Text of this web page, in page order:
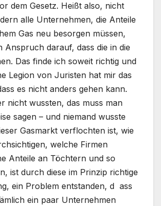
dem Gesetz. Heißt also, nicht
alle Unternehmen, die Anteile
Gas neu besorgen müssen,
Anspruch darauf, dass die in die
Das finde ich soweit richtig und
Legion von Juristen hat mir das
es nicht anders gehen kann.
nicht wussten, das muss man
sagen – und niemand wusste
Gasmarkt verflochten ist, wie
welche Firmen
Anteile an Töchtern und so
ist durch diese im Prinzip richtige
ein Problem entstanden, d ass
ein paar Unternehmen